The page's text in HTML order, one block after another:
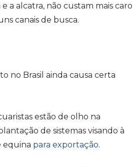
a alcatra, não custam mais caro
canais de busca.
no Brasil ainda causa certa
estão de olho na
de sistemas visando à
equina para exportação.